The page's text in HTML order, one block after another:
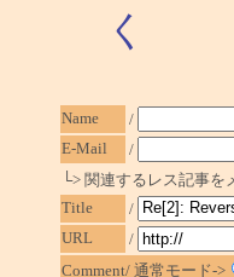
く
Name
/
E-Mail
/
└> 関連するレス記事を
Title
/
URL
/
Comment/ 通常モード->